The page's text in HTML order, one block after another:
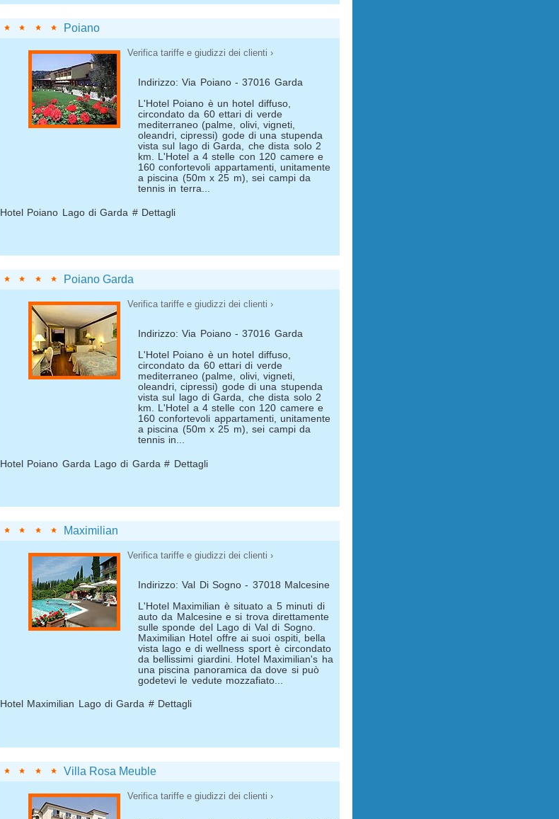
Poiano
Verifica tariffe e giudizzi dei clienti ›
Indirizzo: Via Poiano - 37016 Garda
L'Hotel Poiano è un hotel diffuso,
circondato da 60 ettari di verde
mediterraneo (palme, olivi, vigneti,
oleandri, cipressi) gode di una stupenda
vista sul lago di Garda, che dista solo 2
km. L'Hotel a 4 stelle con 120 camere e
160 confortevoli appartamenti, unitamente
a piscina (50m x 25 m), sei campi da
tennis in terra...
Hotel Poiano Lago di Garda # Dettagli
Poiano Garda
Verifica tariffe e giudizzi dei clienti ›
Indirizzo: Via Poiano - 37016 Garda
L'Hotel Poiano è un hotel diffuso,
circondato da 60 ettari di verde
mediterraneo (palme, olivi, vigneti,
oleandri, cipressi) gode di una stupenda
vista sul lago di Garda, che dista solo 2
km. L'Hotel a 4 stelle con 120 camere e
160 confortevoli appartamenti, unitamente
a piscina (50m x 25 m), sei campi da
tennis in...
Hotel Poiano Garda Lago di Garda # Dettagli
Maximilian
Verifica tariffe e giudizzi dei clienti ›
Indirizzo: Val Di Sogno - 37018 Malcesine
L'Hotel Maximilian è situato a 5 minuti di
auto da Malcesine e si trova direttamente
sulle sponde del Lago di Val di Sogno.
Maximilian Hotel offre ai suoi ospiti, bella
vista lago e di wellness sport è circondato
da bellissimi giardini. Hotel Maximilian's ha
una piscina panoramica da dove si può
godetevi le vedute mozzafiato...
Hotel Maximilian Lago di Garda # Dettagli
Villa Rosa Meuble
Verifica tariffe e giudizzi dei clienti ›